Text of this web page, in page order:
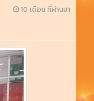
10 เดือน ที่ผ่านมา